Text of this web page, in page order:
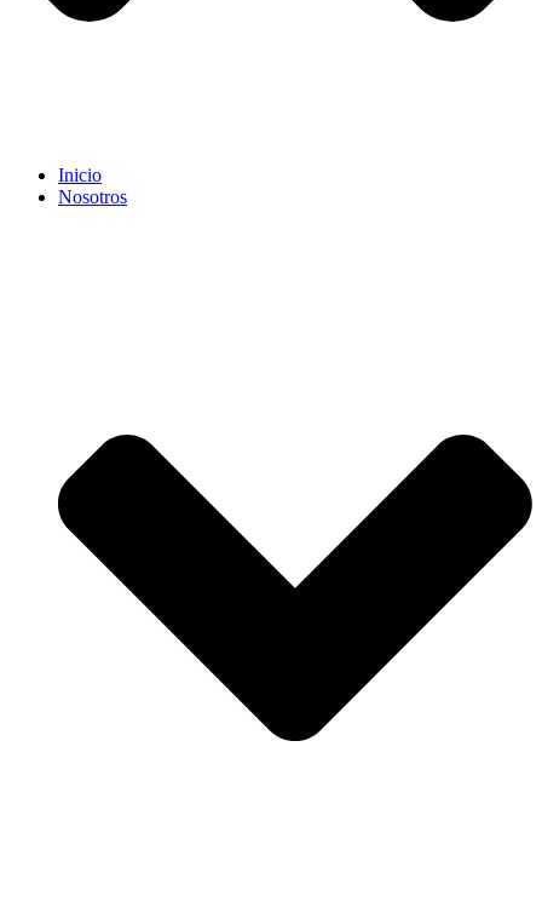
Inicio
Nosotros